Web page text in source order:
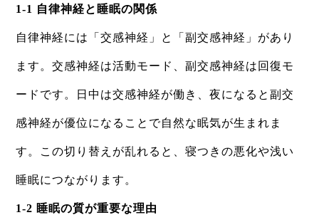
1-1 自律神経と睡眠の関係
自律神経には「交感神経」と「副交感神経」があり
ます。交感神経は活動モード、副交感神経は回復モ
ードです。日中は交感神経が働き、夜になると副交
感神経が優位になることで自然な眠気が生まれま
す。この切り替えが乱れると、寝つきの悪化や浅い
睡眠につながります。
1-2 睡眠の質が重要な理由